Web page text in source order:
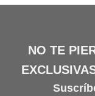
NO TE